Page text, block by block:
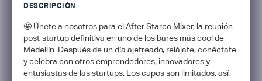
DESCRIPCIÓN
🤩 Únete a nosotros para el After Starco Mixer, la reunión
post-startup definitiva en uno de los bares más cool de
Medellín. Después de un día ajetreado, relájate, conéctate
y celebra con otros emprendedores, innovadores y
entusiastas de las startups. Los cupos son limitados, así